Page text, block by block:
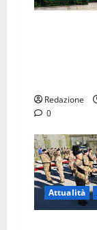
Redazione
0
Attualità